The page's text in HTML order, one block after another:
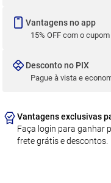
Vantagens no app
15% OFF com o cupom
Desconto no PIX
Pague à vista e
Vantagens exclusivas
Faça login para ganhar
frete grátis e descontos.